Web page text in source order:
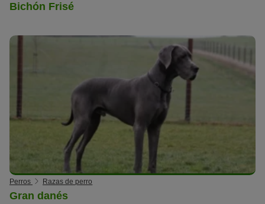
Bichón Frisé
Perros Razas de perro
Gran danés